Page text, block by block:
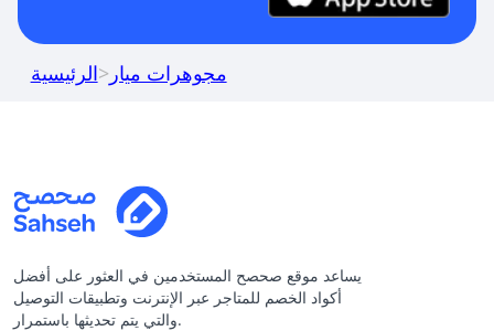
الرئيسية> مجوهرات ميار
يساعد موقع صحصح المستخدمين في العثور على أفضل
أكواد الخصم للمتاجر عبر الإنترنت وتطبيقات التوصيل
والتي يتم تحديثها باستمرار.